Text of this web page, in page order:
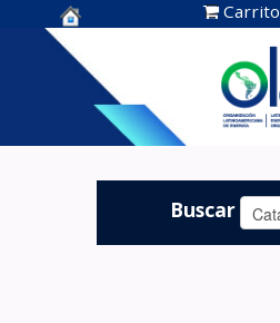
Centro de
Documentación
OLADE -
Carrito
Buscar